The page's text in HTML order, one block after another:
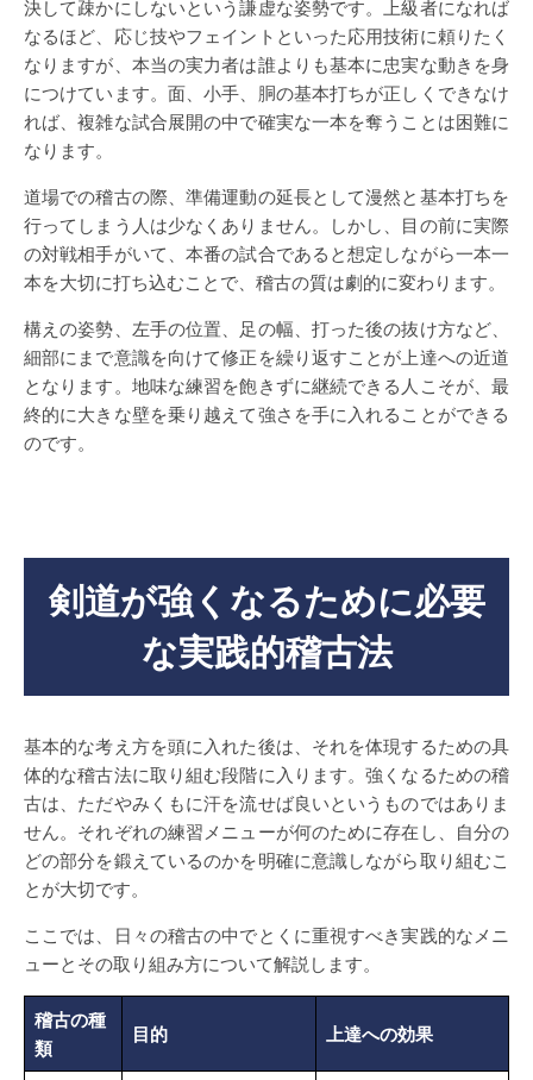
決して疎かにしないという謙虚な姿勢です。上級者になれば
なるほど、応じ技やフェイントといった応用技術に頼りたく
なりますが、本当の実力者は誰よりも基本に忠実な動きを身
につけています。面、小手、胴の基本打ちが正しくできなけ
れば、複雑な試合展開の中で確実な一本を奪うことは困難に
なります。
道場での稽古の際、準備運動の延長として漫然と基本打ちを
行ってしまう人は少なくありません。しかし、目の前に実際
の対戦相手がいて、本番の試合であると想定しながら一本一
本を大切に打ち込むことで、稽古の質は劇的に変わります。
構えの姿勢、左手の位置、足の幅、打った後の抜け方など、
細部にまで意識を向けて修正を繰り返すことが上達への近道
となります。地味な練習を飽きずに継続できる人こそが、最
終的に大きな壁を乗り越えて強さを手に入れることができる
のです。
剣道が強くなるために必要
な実践的稽古法
基本的な考え方を頭に入れた後は、それを体現するための具
体的な稽古法に取り組む段階に入ります。強くなるための稽
古は、ただやみくもに汗を流せば良いというものではありま
せん。それぞれの練習メニューが何のために存在し、自分の
どの部分を鍛えているのかを明確に意識しながら取り組むこ
とが大切です。
ここでは、日々の稽古の中でとくに重視すべき実践的なメニ
ューとその取り組み方について解説します。
稽古の種
類
目的 上達への効果